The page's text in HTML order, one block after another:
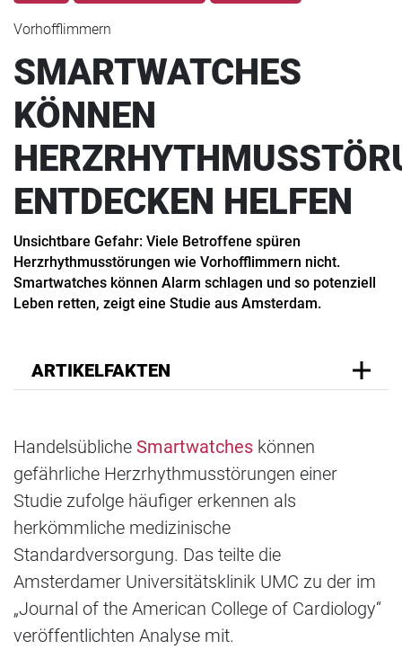
Vorhofflimmern
SMARTWATCHES
KÖNNEN
ENTDECKEN HELFEN
Unsichtbare Gefahr: Viele Betroffene spüren
Herzrhythmusstörungen wie Vorhofflimmern nicht.
Smartwatches können Alarm schlagen und so potenziell
Leben retten, zeigt eine Studie aus Amsterdam.
ARTIKELFAKTEN
Handelsübliche Smartwatches können
gefährliche Herzrhythmusstörungen einer
Studie zufolge häufiger erkennen als
herkömmliche medizinische
Standardversorgung. Das teilte die
Amsterdamer Universitätsklinik UMC zu der im
„Journal of the American College of Cardiology“
veröffentlichten Analyse mit.